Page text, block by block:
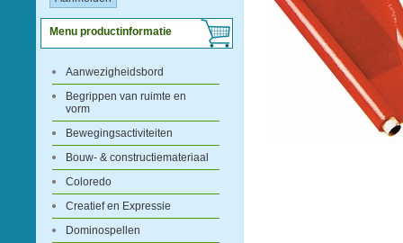
Menu productinformatie
Aanwezigheidsbord
Begrippen van ruimte en
vorm
Bewegingsactiviteiten
Bouw- & constructiemateriaal
Coloredo
Creatief en Expressie
Dominospellen